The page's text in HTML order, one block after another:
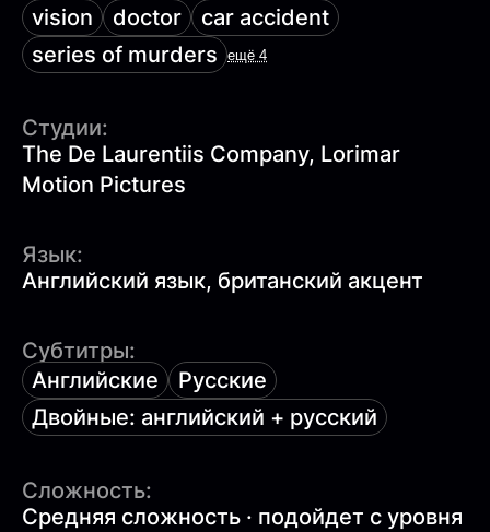
vision
doctor
car accident
series of murders
ещё 4
Студии:
The De Laurentiis Company, Lorimar
Motion Pictures
Язык:
Английский язык, британский акцент
Субтитры:
Английские
Русские
Двойные: английский + русский
Сложность:
Средняя сложность · подойдет с уровня